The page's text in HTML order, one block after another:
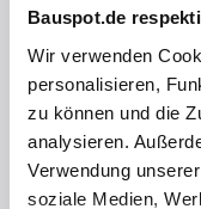
Bauspot.de
Wir verwenden
personalisieren,
zu können und die
analysieren.
Verwendung
soziale Medien,